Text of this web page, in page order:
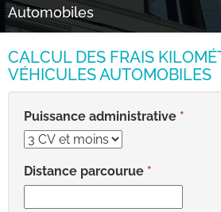
Automobiles
CALCUL DES FRAIS
VÉHICULES AUTOMOBILES
Puissance administrative
Distance parcourue